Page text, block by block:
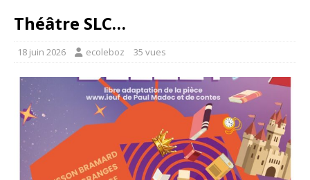
Théâtre SLC…
18 juin 2026 ecoleboz 35 vues